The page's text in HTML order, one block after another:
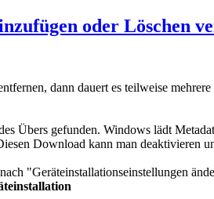
oder Löschen
dann dauert es teilweise
Übers gefunden. Windows lädt
Download kann man deaktivieren
"Geräteinstallationseinstellungen